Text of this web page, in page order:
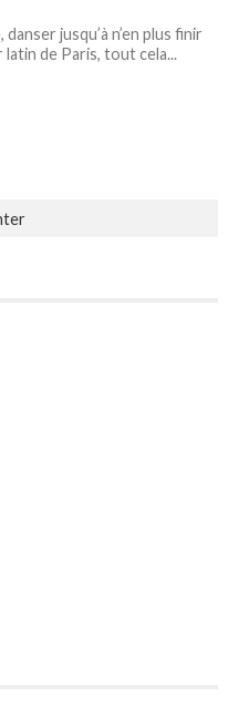
jusqu’à n’en plus finir
de Paris, tout cela...